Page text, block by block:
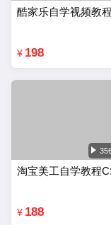
酷家乐自学视频教程
¥ 198
淘宝美工自学教程
¥ 188